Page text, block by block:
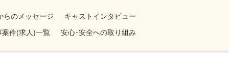
らのメッセージ
キャストインタビュー
案件(求人)一覧
安心･安全への取り組み